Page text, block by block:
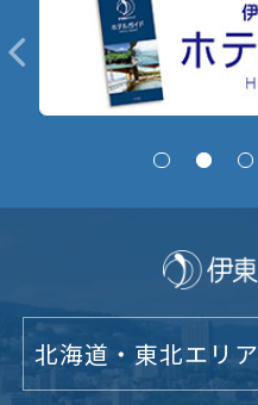
北海道・東北エリア